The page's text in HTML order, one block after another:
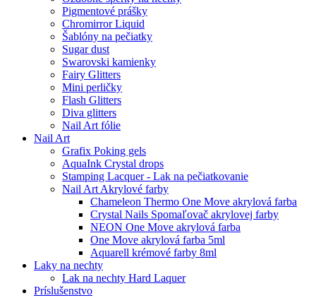
Pigmentové prášky
Chromirror Liquid
Šablóny na pečiatky
Sugar dust
Swarovski kamienky
Fairy Glitters
Mini perličky
Flash Glitters
Diva glitters
Nail Art fólie
Nail Art
Grafix Poking gels
AquaInk Crystal drops
Stamping Lacquer - Lak na pečiatkovanie
Nail Art Akrylové farby
Chameleon Thermo One Move akrylová farba
Crystal Nails Spomaľovač akrylovej farby
NEON One Move akrylová farba
One Move akrylová farba 5ml
Aquarell krémové farby 8ml
Laky na nechty
Lak na nechty Hard Laquer
Príslušenstvo